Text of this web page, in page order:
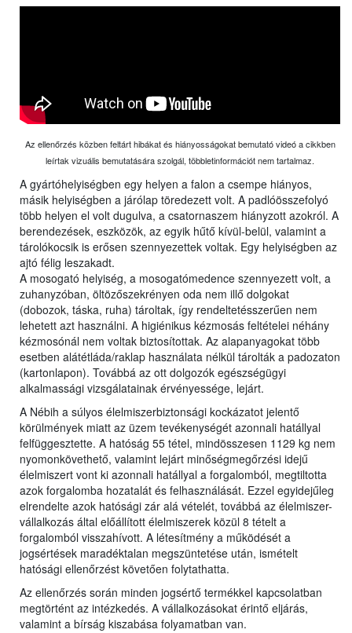
Az ellenőrzés közben feltárt hibákat és hiányosságokat bemutató videó a cikkben
leírtak vizuális bemutatására szolgál, többletinformációt nem tartalmaz.
A gyártóhelyiségben egy helyen a falon a csempe hiányos,
másik helyiségben a járólap töredezett volt. A padlóösszefolyó
több helyen el volt dugulva, a csatornaszem hiányzott azokról. A
berendezések, eszközök, az egyik hűtő kívül-belül, valamint a
tárolókocsik is erősen szennyezettek voltak. Egy helyiségben az
ajtó félig leszakadt.
A mosogató helyiség, a mosogatómedence szennyezett volt, a
zuhanyzóban, öltözőszekrényen oda nem illő dolgokat
(dobozok, táska, ruha) tároltak, így rendeltetésszerűen nem
lehetett azt használni. A higiénikus kézmosás feltételei néhány
kézmosónál nem voltak biztosítottak. Az alapanyagokat több
esetben alátétláda/raklap használata nélkül tárolták a padozaton
(kartonlapon). Továbbá az ott dolgozók egészségügyi
alkalmassági vizsgálatainak érvényessége, lejárt.
A Nébih a súlyos élelmiszerbiztonsági kockázatot jelentő
körülmények miatt az üzem tevékenységét azonnali hatállyal
felfüggesztette. A hatóság 55 tétel, mindösszesen 1129 kg nem
nyomonkövethető, valamint lejárt minőségmegőrzési idejű
élelmiszert vont ki azonnali hatállyal a forgalomból, megtiltotta
azok forgalomba hozatalát és felhasználását. Ezzel egyidejűleg
elrendelte azok hatósági zár alá vételét, továbbá az élelmiszer-
vállalkozás által előállított élelmiszerek közül 8 tételt a
forgalomból visszahívott. A létesítmény a működését a
jogsértések maradéktalan megszüntetése után, ismételt
hatósági ellenőrzést követően folytathatta.
Az ellenőrzés során minden jogsértő termékkel kapcsolatban
megtörtént az intézkedés. A vállalkozásokat érintő eljárás,
valamint a bírság kiszabása folyamatban van.